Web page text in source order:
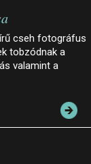
cseh fotográfus
tobzódnak a
valamint a